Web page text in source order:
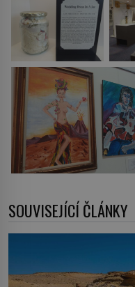
SOUVISEJÍCÍ ČLÁNKY